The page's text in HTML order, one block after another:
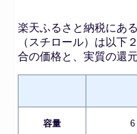
楽天ふるさと納税にあ
（スチロール）は以下
合の価格と、実質の還
容量 6 L